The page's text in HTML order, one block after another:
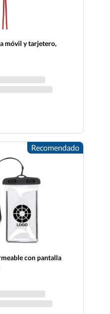
móvil y tarjetero,
Recomendado
con pantalla